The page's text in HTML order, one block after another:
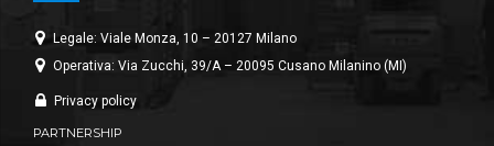
Legale: Viale Monza, 10 – 20127 Milano
Operativa: Via Zucchi, 39/A – 20095 Cusano Milanino (MI)
Privacy policy
PARTNERSHIP